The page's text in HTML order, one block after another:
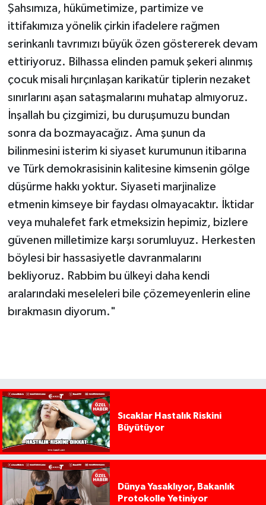
Şahsımıza, hükümetimize, partimize ve
ittifakımıza yönelik çirkin ifadelere rağmen
serinkanlı tavrımızı büyük özen göstererek devam
ettiriyoruz. Bilhassa elinden pamuk şekeri alınmış
çocuk misali hırçınlaşan karikatür tiplerin nezaket
sınırlarını aşan sataşmalarını muhatap almıyoruz.
İnşallah bu çizgimizi, bu duruşumuzu bundan
sonra da bozmayacağız. Ama şunun da
bilinmesini isterim ki siyaset kurumunun itibarına
ve Türk demokrasisinin kalitesine kimsenin gölge
düşürme hakkı yoktur. Siyaseti marjinalize
etmenin kimseye bir faydası olmayacaktır. İktidar
veya muhalefet fark etmeksizin hepimiz, bizlere
güvenen milletimize karşı sorumluyuz. Herkesten
böylesi bir hassasiyetle davranmalarını
bekliyoruz. Rabbim bu ülkeyi daha kendi
aralarındaki meseleleri bile çözemeyenlerin eline
bırakmasın diyorum."
Sıcaklar Hastalık Riskini
Büyütüyor
Dünya Yasaklıyor, Bakanlık
Protokolle Yetiniyor